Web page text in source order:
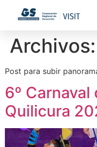
Archivos:
Post para subir
6º Carnaval
Quilicura